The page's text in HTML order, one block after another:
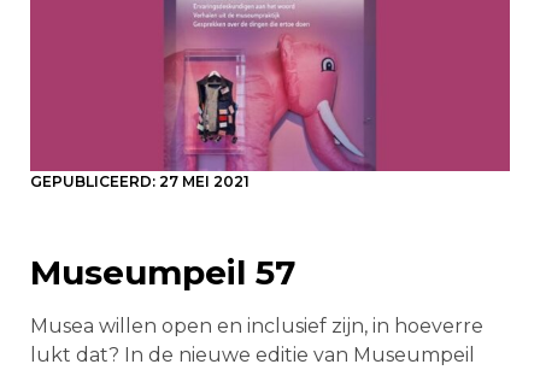
GEPUBLICEERD: 27 MEI 2021
Museumpeil 57
Musea willen open en inclusief zijn, in hoeverre
lukt dat? In de nieuwe editie van Museumpeil